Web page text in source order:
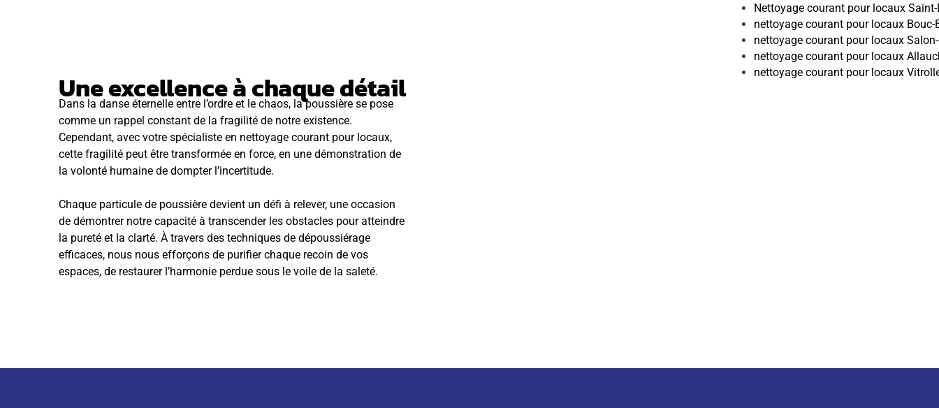
Une excellence à chaque détail
Dans la danse éternelle entre l’ordre et le chaos, la poussière se pose
comme un rappel constant de la fragilité de notre existence.
Cependant, avec votre spécialiste en nettoyage courant pour locaux,
cette fragilité peut être transformée en force, en une démonstration de
la volonté humaine de dompter l’incertitude.
Chaque particule de poussière devient un défi à relever, une occasion
de démontrer notre capacité à transcender les obstacles pour atteindre
la pureté et la clarté. À travers des techniques de dépoussiérage
efficaces, nous nous efforçons de purifier chaque recoin de vos
espaces, de restaurer l’harmonie perdue sous le voile de la saleté.
Nettoyage courant pour locaux
nettoyage courant pour locaux Bouc-
nettoyage courant pour locaux
nettoyage courant pour locaux
nettoyage courant pour locaux